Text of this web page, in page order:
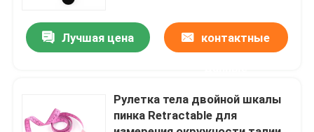
Рулетка одежды
Персонализированная шить рулетка
Лучшая цена контактные
Рулетка тела двойной шкалы
пинка Retractable для